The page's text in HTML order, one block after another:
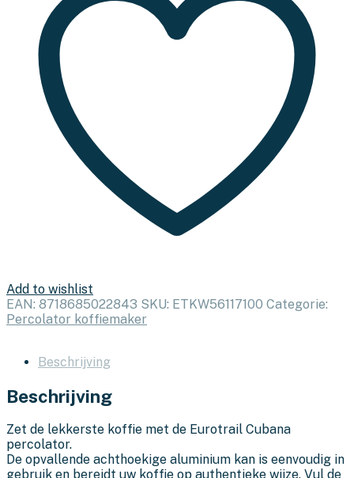
Add to wishlist
EAN: 8718685022843 SKU: ETKW56117100 Categorie:
Percolator koffiemaker
Beschrijving
Beschrijving
Zet de lekkerste koffie met de Eurotrail Cubana
percolator.
De opvallende achthoekige aluminium kan is eenvoudig in
gebruik en bereidt uw koffie op authentieke wijze. Vul de